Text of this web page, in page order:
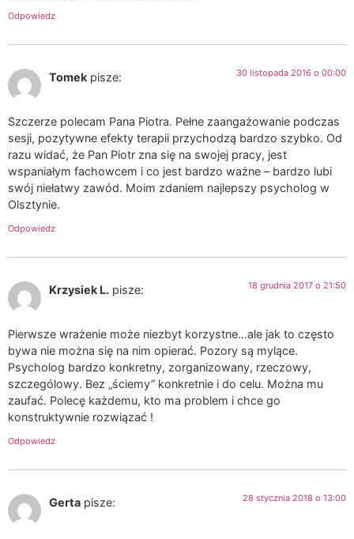
Odpowiedz
Tomek pisze: 30 listopada 2016 o 00:00
Szczerze polecam Pana Piotra. Pełne zaangażowanie podczas
sesji, pozytywne efekty terapii przychodzą bardzo szybko. Od
razu widać, że Pan Piotr zna się na swojej pracy, jest
wspaniałym fachowcem i co jest bardzo ważne – bardzo lubi
swój niełatwy zawód. Moim zdaniem najlepszy psycholog w
Olsztynie.
Odpowiedz
Krzysiek L. pisze: 18 grudnia 2017 o 21:50
Pierwsze wrażenie może niezbyt korzystne…ale jak to często
bywa nie można się na nim opierać. Pozory są mylące.
Psycholog bardzo konkretny, zorganizowany, rzeczowy,
szczególowy. Bez „ściemy” konkretnie i do celu. Można mu
zaufać. Polecę każdemu, kto ma problem i chce go
konstruktywnie rozwiązać !
Odpowiedz
Gerta pisze: 28 stycznia 2018 o 13:00